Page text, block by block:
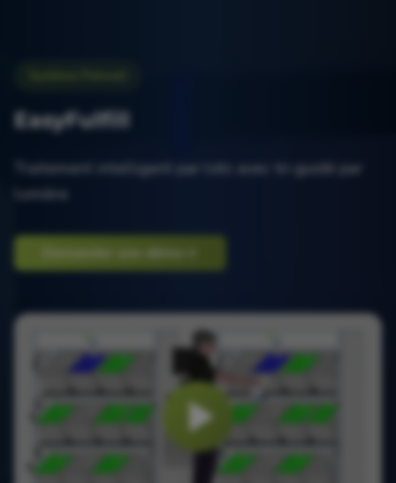
EasyFulfill
Traitement intelligent par lots avec tri guidé par
lumière
Demander une démo